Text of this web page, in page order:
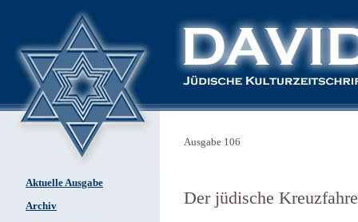
Aktuelle Ausgabe
Archiv
Ausgabe 106
Der jüdische